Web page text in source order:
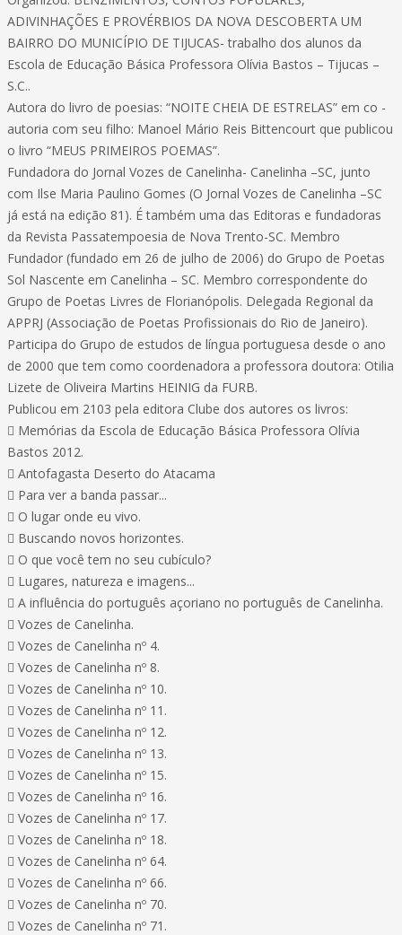
ADIVINHAÇÕES E PROVÉRBIOS DA NOVA DESCOBERTA UM
BAIRRO DO MUNICÍPIO DE TIJUCAS- trabalho dos alunos da
Escola de Educação Básica Professora Olívia Bastos – Tijucas –
S.C..
Autora do livro de poesias: “NOITE CHEIA DE ESTRELAS” em co -
autoria com seu filho: Manoel Mário Reis Bittencourt que publicou
o livro “MEUS PRIMEIROS POEMAS”.
Fundadora do Jornal Vozes de Canelinha- Canelinha –SC, junto
com Ilse Maria Paulino Gomes (O Jornal Vozes de Canelinha –SC
já está na edição 81). É também uma das Editoras e fundadoras
da Revista Passatempoesia de Nova Trento-SC. Membro
Fundador (fundado em 26 de julho de 2006) do Grupo de Poetas
Sol Nascente em Canelinha – SC. Membro correspondente do
Grupo de Poetas Livres de Florianópolis. Delegada Regional da
APPRJ (Associação de Poetas Profissionais do Rio de Janeiro).
Participa do Grupo de estudos de língua portuguesa desde o ano
de 2000 que tem como coordenadora a professora doutora: Otilia
Lizete de Oliveira Martins HEINIG da FURB.
Publicou em 2103 pela editora Clube dos autores os livros:
 Memórias da Escola de Educação Básica Professora Olívia
Bastos 2012.
 Antofagasta Deserto do Atacama
 Para ver a banda passar...
 O lugar onde eu vivo.
 Buscando novos horizontes.
 O que você tem no seu cubículo?
 Lugares, natureza e imagens...
 A influência do português açoriano no português de Canelinha.
 Vozes de Canelinha.
 Vozes de Canelinha nº 4.
 Vozes de Canelinha nº 8.
 Vozes de Canelinha nº 10.
 Vozes de Canelinha nº 11.
 Vozes de Canelinha nº 12.
 Vozes de Canelinha nº 13.
 Vozes de Canelinha nº 15.
 Vozes de Canelinha nº 16.
 Vozes de Canelinha nº 17.
 Vozes de Canelinha nº 18.
 Vozes de Canelinha nº 64.
 Vozes de Canelinha nº 66.
 Vozes de Canelinha nº 70.
 Vozes de Canelinha nº 71.